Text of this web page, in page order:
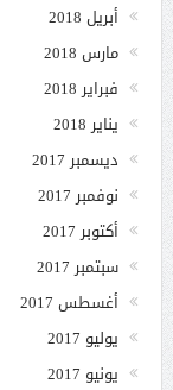
أبريل 2018
مارس 2018
فبراير 2018
يناير 2018
ديسمبر 2017
نوفمبر 2017
أكتوبر 2017
سبتمبر 2017
أغسطس 2017
يوليو 2017
يونيو 2017